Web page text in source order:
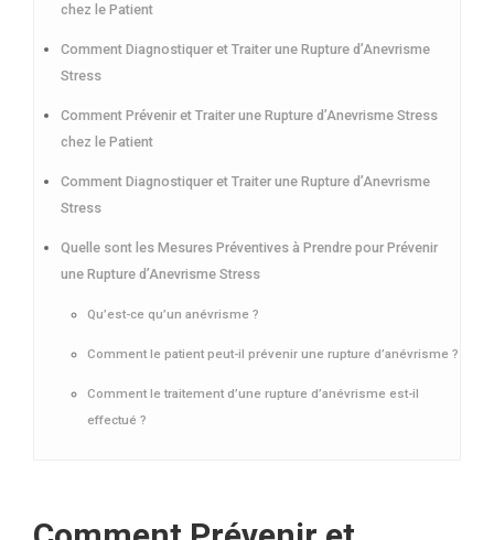
chez le Patient
Comment Diagnostiquer et Traiter une Rupture d’Anevrisme
Stress
Comment Prévenir et Traiter une Rupture d’Anevrisme Stress
chez le Patient
Comment Diagnostiquer et Traiter une Rupture d’Anevrisme
Stress
Quelle sont les Mesures Préventives à Prendre pour Prévenir
une Rupture d’Anevrisme Stress
Qu’est-ce qu’un anévrisme ?
Comment le patient peut-il prévenir une rupture d’anévrisme ?
Comment le traitement d’une rupture d’anévrisme est-il
effectué ?